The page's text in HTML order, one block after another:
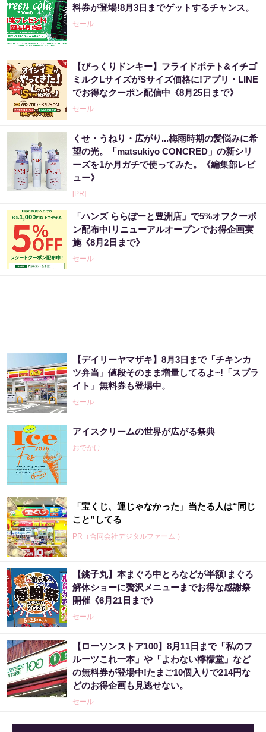
料券が登場!8月3日までゲットするチャンス。
セール
【びっくりドンキー】フライドポテト&イチゴ
ミルクLサイズがSサイズ価格に!アプリ・LINE
でお得なクーポン配信中《8月25日まで》
セール
くせ・うねり・広がり...梅雨時期の髪悩みに希
望の光。「matsukiyo CONCRED」の新シリ
ーズを1か月ガチで使ってみた。《編集部レビ
ュー》
[PR]
「ハンズ ららぽーと豊洲店」で5%オフクーポ
ン配布中!リニューアルオープンでお得企画実
施《8月2日まで》
セール
【デイリーヤマザキ】8月3日まで「チキンカ
ツ弁当」値段そのまま増量してるよ~!「スプラ
イト」無料券も登場中。
セール
アイスクリームの世界が広がる祭典
おでかけ
「宝くじ、運じゃなかった」当たる人は“同じ
こと”してる
PR（合同会社デジタルファーム ）
【銚子丸】本まぐろ中とろなどが半額!まぐろ
解体ショーに贅沢メニューまでお得な感謝祭
開催《6月21日まで》
セール
【ローソンストア100】8月11日まで「私のフ
ルーツこれ一本」や「よわない檸檬堂」など
の無料券が登場中!たまご10個入りで214円な
どのお得企画も見逃せない。
セール